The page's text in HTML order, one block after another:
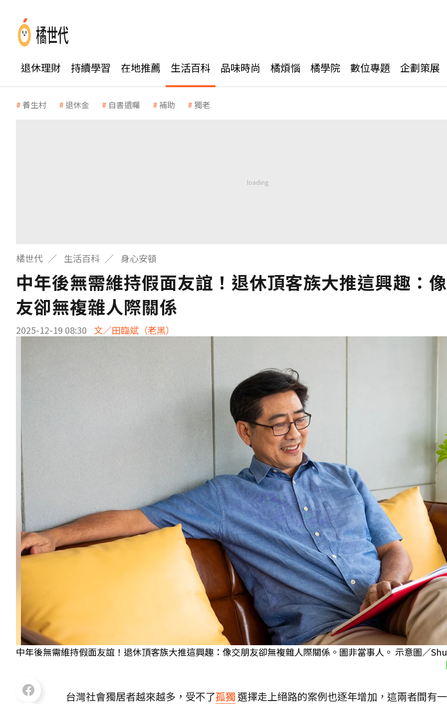
退休理財 持續學習 在地推薦 生活百科 品味時尚 橘煩惱 橘學院 數位專題 企劃策展
養生村 退休金 自書遺囑 補助 獨老
橘世代 生活百科 身心安頓
中年後無需維持假面友誼！退休頂客族大推這興趣：
友卻無複雜人際關係
2025-12-19 08:30 文／田臨斌（老黑）
中年後無需維持假面友誼！退休頂客族大推這興趣：像交朋友卻無複雜人際關係。圖非當事人。 示意圖／
台灣社會獨居者越來越多，受不了孤獨選擇走上絕路的案例也逐年增加，這兩者間有